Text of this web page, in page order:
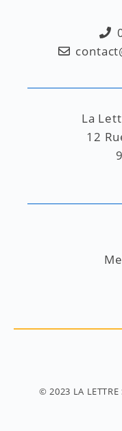
La
12
© 2023 LA